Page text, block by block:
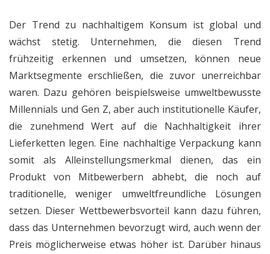
Der Trend zu nachhaltigem Konsum ist global und
wächst stetig. Unternehmen, die diesen Trend
frühzeitig erkennen und umsetzen, können neue
Marktsegmente erschließen, die zuvor unerreichbar
waren. Dazu gehören beispielsweise umweltbewusste
Millennials und Gen Z, aber auch institutionelle Käufer,
die zunehmend Wert auf die Nachhaltigkeit ihrer
Lieferketten legen. Eine nachhaltige Verpackung kann
somit als Alleinstellungsmerkmal dienen, das ein
Produkt von Mitbewerbern abhebt, die noch auf
traditionelle, weniger umweltfreundliche Lösungen
setzen. Dieser Wettbewerbsvorteil kann dazu führen,
dass das Unternehmen bevorzugt wird, auch wenn der
Preis möglicherweise etwas höher ist. Darüber hinaus